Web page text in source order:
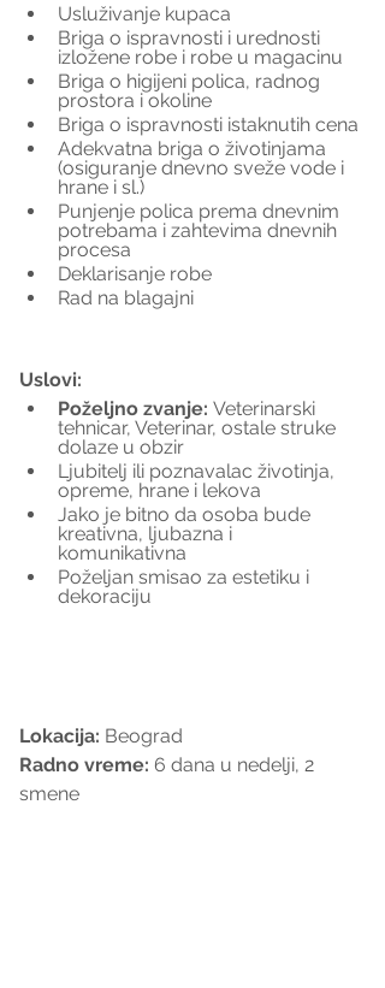
Usluživanje kupaca
Briga o ispravnosti i urednosti
izložene robe i robe u magacinu
Briga o higijeni polica, radnog
prostora i okoline
Briga o ispravnosti istaknutih cena
Adekvatna briga o životinjama
(osiguranje dnevno sveže vode i
hrane i sl.)
Punjenje polica prema dnevnim
potrebama i zahtevima dnevnih
procesa
Deklarisanje robe
Rad na blagajni
Uslovi:
Poželjno zvanje: Veterinarski
tehnicar, Veterinar, ostale struke
dolaze u obzir
Ljubitelj ili poznavalac životinja,
opreme, hrane i lekova
Jako je bitno da osoba bude
kreativna, ljubazna i
komunikativna
Poželjan smisao za estetiku i
dekoraciju
Lokacija: Beograd
Radno vreme: 6 dana u nedelji, 2
smene